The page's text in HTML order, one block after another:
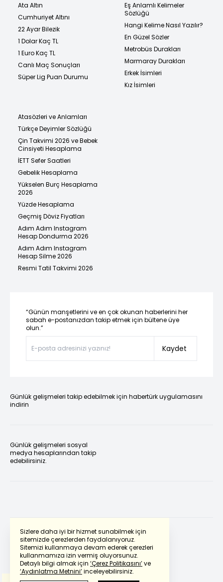
Sizlere daha iyi bir hizmet sunabilmek için
sitemizde çerezlerden faydalanıyoruz.
Sitemizi kullanmaya devam ederek çerezleri
kullanmamıza izin vermiş oluyorsunuz.
Detaylı bilgi almak için ‘Çerez Politikasını’ve
‘Aydınlatma Metnini’inceleyebilirsiniz.
Ata Altın
Cumhuriyet Altını
22 Ayar Bilezik
1 Dolar Kaç TL
1 Euro Kaç TL
Canlı Maç Sonuçları
Süper Lig Puan Durumu
Eş Anlamlı Kelimeler
Sözlüğü
Hangi Kelime Nasıl Yazılır?
En Güzel Sözler
Metrobüs Durakları
Marmaray Durakları
Erkek İsimleri
Kız İsimleri
Atasözleri ve Anlamları
Türkçe Deyimler Sözlüğü
Çin Takvimi 2026 ve Bebek
Cinsiyeti Hesaplama
İETT Sefer Saatleri
Gebelik Hesaplama
Yükselen Burç Hesaplama
2026
Yüzde Hesaplama
Geçmiş Döviz Fiyatları
Adım Adım Instagram
Hesap Dondurma 2026
Adım Adım Instagram
Hesap Silme 2026
Resmi Tatil Takvimi 2026
“Günün manşetlerini ve en çok okunan haberlerini her
sabah e-postanızdan takip etmek için bültene üye
olun.”
Kaydet
Günlük gelişmeleri takip edebilmek için habertürk uygulamasını
indirin
Günlük gelişmeleri sosyal
medya hesaplarından takip
edebilirsiniz.
Powered by Translate